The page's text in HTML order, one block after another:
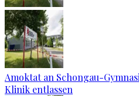
Amoktat an Schongau-
Klinik entlassen